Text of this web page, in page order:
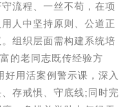
流程、一丝不苟，在项
人中坚持原则、公道正
组织层面需构建系统培
的老同志既传经验方
用活案例警示课，深入
存戒惧、守底线;同时完